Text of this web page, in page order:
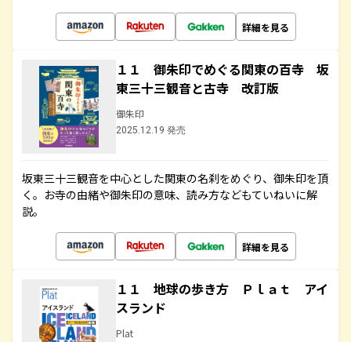
詳細を見る
１１ 御朱印でめぐる関東の百寺 坂
東三十三観音と古寺 改訂版
御朱印
2025.12.19 発売
坂東三十三観音を中心とした関東の名刹をめぐり、御朱印を頂
く。お寺の由緒や御朱印の意味、読み方などもていねいに解
説。
詳細を見る
１１ 地球の歩き方 Ｐｌａｔ アイ
スランド
Plat